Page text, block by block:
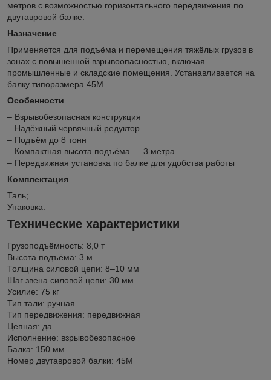
метров с возможностью горизонтального передвижения по
двутавровой балке.
Назначение
Применяется для подъёма и перемещения тяжёлых грузов в
зонах с повышенной взрывоопасностью, включая
промышленные и складские помещения. Устанавливается на
балку типоразмера 45М.
Особенности
– Взрывобезопасная конструкция
– Надёжный червячный редуктор
– Подъём до 8 тонн
– Компактная высота подъёма — 3 метра
– Передвижная установка по балке для удобства работы
Комплектация
Таль;
Упаковка.
Технические характеристики
Грузоподъёмность: 8,0 т
Высота подъёма: 3 м
Толщина силовой цепи: 8–10 мм
Шаг звена силовой цепи: 30 мм
Усилие: 75 кг
Тип тали: ручная
Тип передвижения: передвижная
Цепная: да
Исполнение: взрывобезопасное
Балка: 150 мм
Номер двутавровой балки: 45М